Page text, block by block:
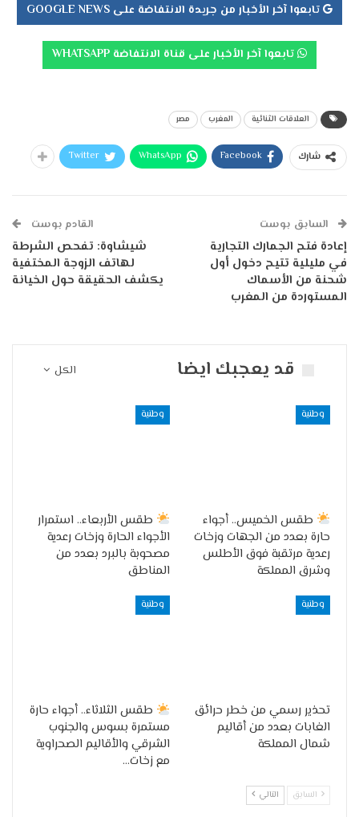
تابعوا آخر الأخبار من جريدة الانتفاضة على GOOGLE NEWS
تابعوا آخر الأخبار على قناة الانتفاضة WHATSAPP
العلاقات الثنائية المغرب مصر
شارك Facebook
WhatsApp
Twitter
السابق بوست
إعادة فتح الجمارك التجارية
في مليلية تتيح دخول أول
شحنة من الأسماك
المستوردة من المغرب
القادم بوست
شيشاوة: تفحص الشرطة
لهاتف الزوجة المختفية
يكشف الحقيقة حول الخيانة
الكل قد يعجبك ايضا
وطنية
طقس الخميس.. أجواء
حارة بعدد من الجهات وزخات
رعدية مرتقبة فوق الأطلس
وشرق المملكة
وطنية
طقس الأربعاء.. استمرار
الأجواء الحارة وزخات رعدية
مصحوبة بالبرد بعدد من
المناطق
وطنية
تحذير رسمي من خطر حرائق
الغابات بعدد من أقاليم
شمال المملكة
وطنية
طقس الثلاثاء.. أجواء حارة
مستمرة بسوس والجنوب
الشرقي والأقاليم الصحراوية
مع زخات…
السابق التالي